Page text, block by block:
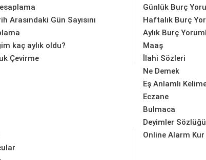
Arasındaki Gün Sayısını
kaç aylık oldu?
Çevirme
Günlük Burç
Haftalık Burç
Aylık Burç
Maaş
İlahi Sözleri
Ne Demek
Eş Anlamlı
Eczane
Bulmaca
Deyimler Sözlüğü
Online Alarm Kur